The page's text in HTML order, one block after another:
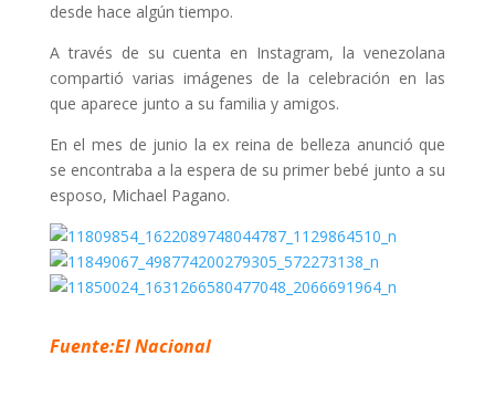
desde hace algún tiempo.
A través de su cuenta en Instagram, la venezolana
compartió varias imágenes de la celebración en las
que aparece junto a su familia y amigos.
En el mes de junio la ex reina de belleza anunció que
se encontraba a la espera de su primer bebé junto a su
esposo, Michael Pagano.
Fuente:El Nacional